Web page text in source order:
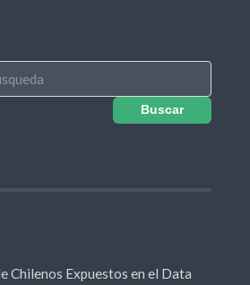
Buscar
Chilenos Expuestos en el Data